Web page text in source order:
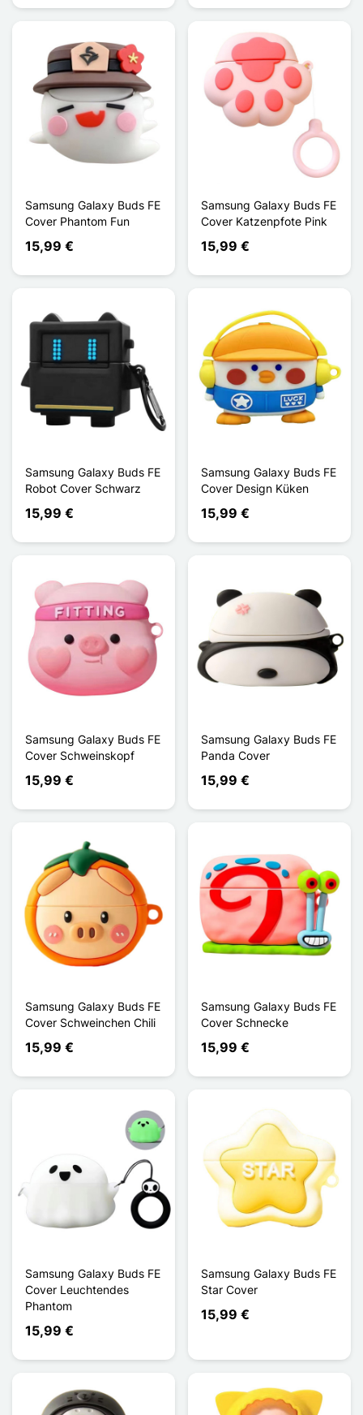
Samsung Galaxy Buds FE
Cover Phantom Fun
15,99 €
Samsung Galaxy Buds FE
Cover Katzenpfote Pink
15,99 €
Samsung Galaxy Buds FE
Robot Cover Schwarz
15,99 €
Samsung Galaxy Buds FE
Cover Design Küken
15,99 €
Samsung Galaxy Buds FE
Cover Schweinskopf
15,99 €
Samsung Galaxy Buds FE
Panda Cover
15,99 €
Samsung Galaxy Buds FE
Cover Schweinchen Chili
15,99 €
Samsung Galaxy Buds FE
Cover Schnecke
15,99 €
Samsung Galaxy Buds FE
Cover Leuchtendes
Phantom
15,99 €
Samsung Galaxy Buds FE
Star Cover
15,99 €